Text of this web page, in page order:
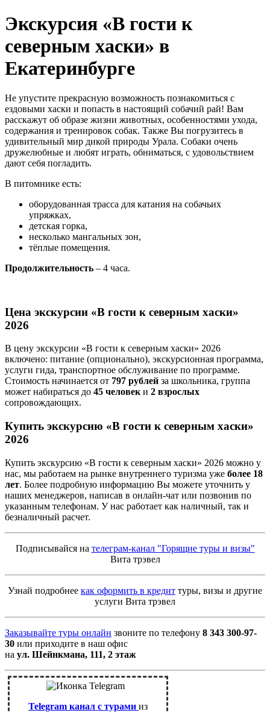
Экскурсия «В гости к
северным хаски» в
Екатеринбурге
Не упустите прекрасную возможность познакомиться с
ездовыми хаски и попасть в настоящий собачий рай! Вам
расскажут об образе жизни животных, особенностями ухода,
содержания и тренировок собак. Также Вы погрузитесь в
удивительный мир дикой природы Урала. Собаки очень
дружелюбные и любят играть, обниматься, с удовольствием
дают себя погладить.
В питомнике есть:
оборудованная трасса для катания на собачьих
упряжках,
детская горка,
несколько мангальных зон,
тёплые помещения.
Продолжительность – 4 часа.
Цена экскурсии «В гости к северным хаски»
2026
В цену экскурсии «В гости к северным хаски» 2026
включено: питание (опционально), экскурсионная программа,
услуги гида, транспортное обслуживание по программе.
Стоимость начинается от 797 рублей за школьника, группа
может набираться до 45 человек и 2 взрослых
сопровождающих.
Купить экскурсию «В гости к северным хаски»
2026
Купить экскурсию «В гости к северным хаски» 2026 можно у
нас, мы работаем на рынке внутреннего туризма уже более 18
лет. Более подробную информацию Вы можете уточнить у
наших менеджеров, написав в онлайн-чат или позвонив по
указанным телефонам. У нас работает как наличный, так и
безналичный расчет.
Подписывайся на телеграм-канал "Горящие туры и визы"
Вита трэвел
Узнай подробнее как оформить в кредит туры, визы и другие
услуги Вита трэвел
Заказывайте туры онлайн звоните по телефону 8 343 300-97-
30 или приходите в наш офис
на ул. Шейнкмана, 111, 2 этаж
Telegram канал с турами из